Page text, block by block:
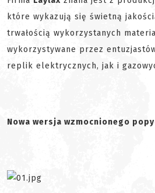
które wykazują się świetną
trwałością wykorzystanych
wykorzystywane przez
replik elektrycznych, jak i
Nowa wersja wzmocnionego